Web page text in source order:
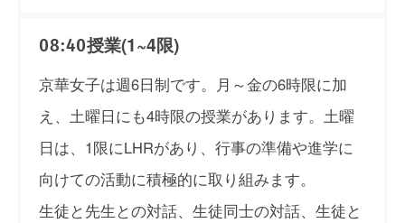
08:40授業(1~4限)
京華女子は週6日制です。月～金の6時限に加
え、土曜日にも4時限の授業があります。土曜
日は、1限にLHRがあり、行事の準備や進学に
向けての活動に積極的に取り組みます。
生徒と先生との対話、生徒同士の対話、生徒と